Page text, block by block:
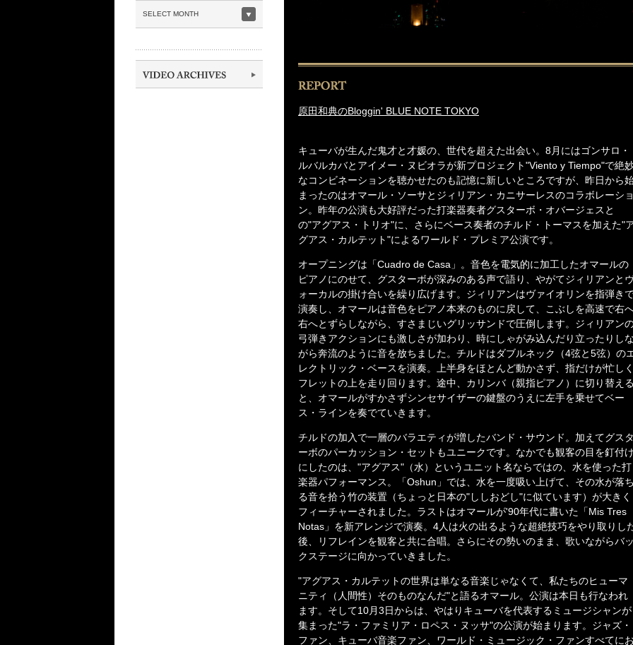
SELECT MONTH
原田和典のBloggin' BLUE NOTE TOKYO
キューバが生んだ鬼才と才媛の、世代を超えた出会い。8月にはゴンサロ・
ルバルカバとアイメー・ヌビオラが新プロジェクト"Viento y Tiempo"で絶
なコンビネーションを聴かせたのも記憶に新しいところですが、昨日から
まったのはオマール・ソーサとジィリアン・カニサーレスのコラボレーショ
ン。昨年の公演も大好評だった打楽器奏者グスターボ・オバージェスと
の"アグアス・トリオ"に、さらにベース奏者のチルド・トーマスを加えた"
グアス・カルテット"によるワールド・プレミア公演です。
オープニングは「Cuadro de Casa」。音色を電気的に加工したオマールの
ピアノにのせて、グスターボが深みのある声で語り、やがてジィリアンと
ォーカルの掛け合いを繰り広げます。ジィリアンはヴァイオリンを指弾き
演奏し、オマールは音色をピアノ本来のものに戻して、こぶしを高速で右
右へとずらしながら、すさまじいグリッサンドで圧倒します。ジィリアン
弓弾きアクションにも激しさが加わり、時にしゃがみ込んだり立ったりしな
がら奔流のように音を放ちました。チルドはダブルネック（4弦と5弦）の
レクトリック・ベースを演奏。上半身をほとんど動かさず、指だけが忙しく
フレットの上を走り回ります。途中、カリンバ（親指ピアノ）に切り替える
と、オマールがすかさずシンセサイザーの鍵盤のうえに左手を乗せてベー
ス・ラインを奏でていきます。
チルドの加入で一層のバラエティが増したバンド・サウンド。加えてグスタ
ーボのパーカッション・セットもユニークです。なかでも観客の目を釘付け
にしたのは、"アグアス"（水）というユニット名ならではの、水を使った打
楽器パフォーマンス。「Oshun」では、水を一度吸い上げて、その水が落ち
る音を拾う竹の装置（ちょっと日本の"ししおどし"に似ています）が大きく
フィーチャーされました。ラストはオマールが'90年代に書いた「Mis Tres
Notas」を新アレンジで演奏。4人は火の出るような超絶技巧をやり取りし
後、リフレインを観客と共に合唱。さらにその勢いのまま、歌いながらバッ
クステージに向かっていきました。
"アグアス・カルテットの世界は単なる音楽じゃなくて、私たちのヒューマ
ニティ（人間性）そのものなんだ"と語るオマール。公演は本日も行なわれ
ます。そして10月3日からは、やはりキューバを代表するミュージシャンが
集まった"ラ・ファミリア・ロペス・ヌッサ"の公演が始まります。ジャズ・
ファン、キューバ音楽ファン、ワールド・ミュージック・ファンすべてにお